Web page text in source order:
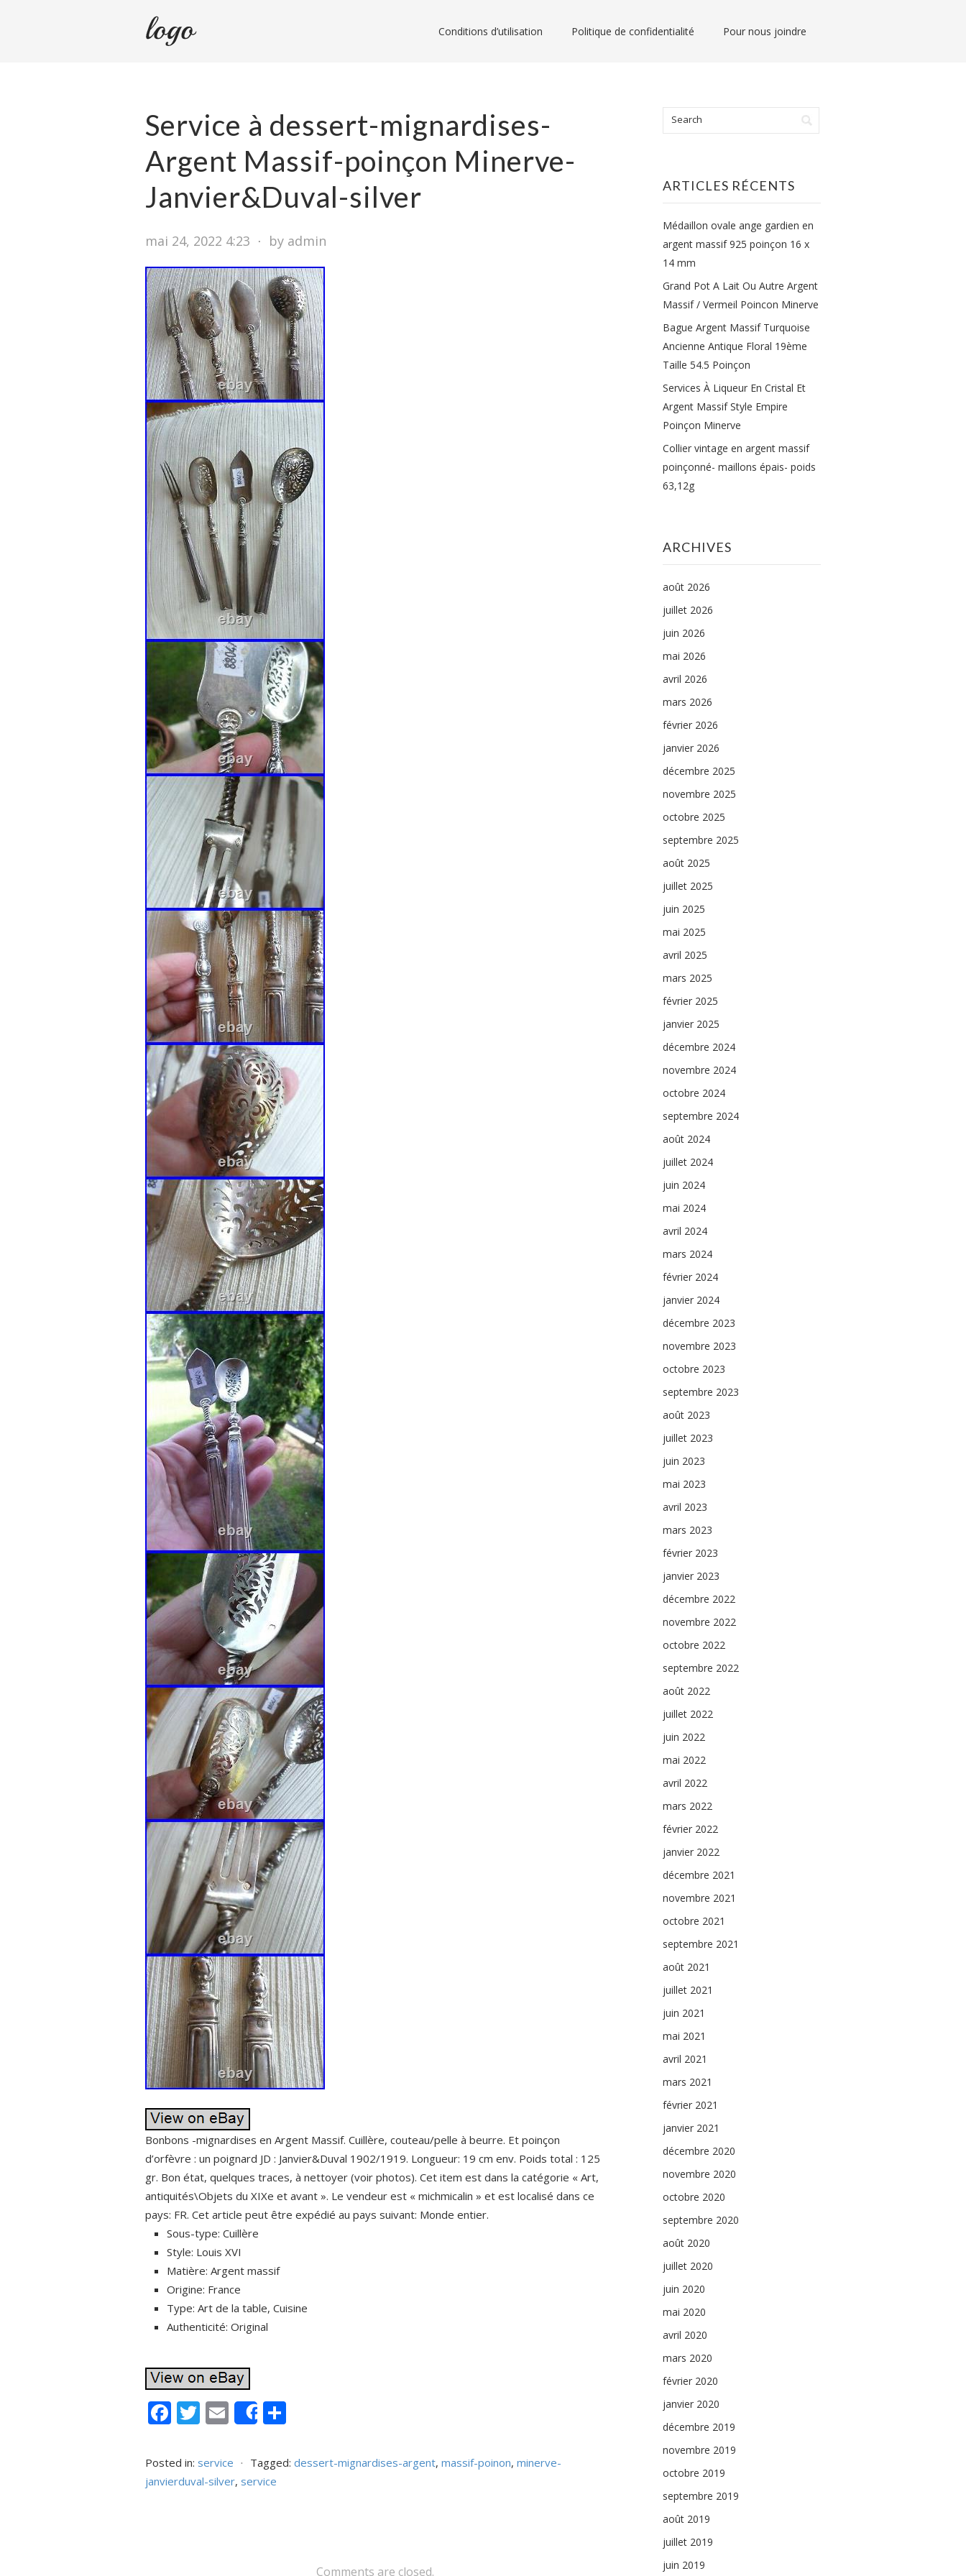
Conditions d’utilisation Politique de confidentialité Pour nous joindre
Service à dessert-mignardises-
Argent Massif-poinçon Minerve-
Janvier&Duval-silver
mai 24, 2022 4:23 ⋅ by admin
Bonbons -mignardises en Argent Massif. Cuillère, couteau/pelle à beurre. Et poinçon
d’orfèvre : un poignard JD : Janvier&Duval 1902/1919. Longueur: 19 cm env. Poids total : 125
gr. Bon état, quelques traces, à nettoyer (voir photos). Cet item est dans la catégorie « Art,
antiquités\Objets du XIXe et avant ». Le vendeur est « michmicalin » et est localisé dans ce
pays: FR. Cet article peut être expédié au pays suivant: Monde entier.
Sous-type: Cuillère
Style: Louis XVI
Matière: Argent massif
Origine: France
Type: Art de la table, Cuisine
Authenticité: Original
F
e
b
T
itt
er
E
ai
l
Share
ta
Posted in: service ⋅ Tagged: dessert-mignardises-argent, massif-poinon, minerve-
janvierduval-silver, service
Comments are closed.
ARTICLES RÉCENTS
Médaillon ovale ange gardien en
argent massif 925 poinçon 16 x
14 mm
Grand Pot A Lait Ou Autre Argent
Massif / Vermeil Poincon Minerve
Bague Argent Massif Turquoise
Ancienne Antique Floral 19ème
Taille 54.5 Poinçon
Services À Liqueur En Cristal Et
Argent Massif Style Empire
Poinçon Minerve
Collier vintage en argent massif
poinçonné- maillons épais- poids
63,12g
ARCHIVES
août 2026
juillet 2026
juin 2026
mai 2026
avril 2026
mars 2026
février 2026
janvier 2026
décembre 2025
novembre 2025
octobre 2025
septembre 2025
août 2025
juillet 2025
juin 2025
mai 2025
avril 2025
mars 2025
février 2025
janvier 2025
décembre 2024
novembre 2024
octobre 2024
septembre 2024
août 2024
juillet 2024
juin 2024
mai 2024
avril 2024
mars 2024
février 2024
janvier 2024
décembre 2023
novembre 2023
octobre 2023
septembre 2023
août 2023
juillet 2023
juin 2023
mai 2023
avril 2023
mars 2023
février 2023
janvier 2023
décembre 2022
novembre 2022
octobre 2022
septembre 2022
août 2022
juillet 2022
juin 2022
mai 2022
avril 2022
mars 2022
février 2022
janvier 2022
décembre 2021
novembre 2021
octobre 2021
septembre 2021
août 2021
juillet 2021
juin 2021
mai 2021
avril 2021
mars 2021
février 2021
janvier 2021
décembre 2020
novembre 2020
octobre 2020
septembre 2020
août 2020
juillet 2020
juin 2020
mai 2020
avril 2020
mars 2020
février 2020
janvier 2020
décembre 2019
novembre 2019
octobre 2019
septembre 2019
août 2019
juillet 2019
juin 2019